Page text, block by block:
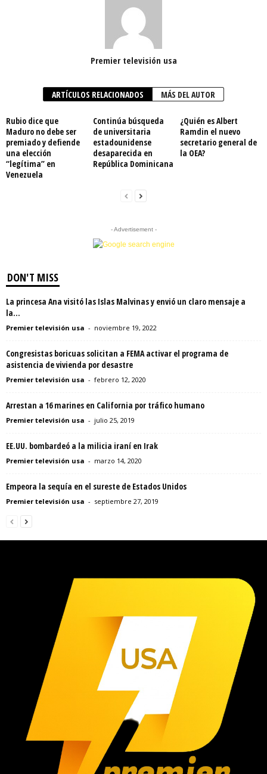
Premier televisión usa
ARTÍCULOS RELACIONADOS MÁS DEL AUTOR
Rubio dice que
Maduro no debe ser
premiado y defiende
una elección
“legítima” en
Venezuela
Continúa búsqueda
de universitaria
estadounidense
desaparecida en
República Dominicana
¿Quién es Albert
Ramdin el nuevo
secretario general de
la OEA?
- Advertisement -
DON'T MISS
La princesa Ana visitó las Islas Malvinas y envió un claro mensaje a
la...
Premier televisión usa - noviembre 19, 2022
Congresistas boricuas solicitan a FEMA activar el programa de
asistencia de vivienda por desastre
Premier televisión usa - febrero 12, 2020
Arrestan a 16 marines en California por tráfico humano
Premier televisión usa - julio 25, 2019
EE.UU. bombardeó a la milicia iraní en Irak
Premier televisión usa - marzo 14, 2020
Empeora la sequía en el sureste de Estados Unidos
Premier televisión usa - septiembre 27, 2019